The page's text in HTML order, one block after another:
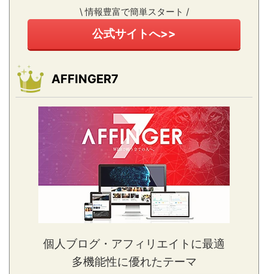
\ 情報豊富で簡単スタート /
公式サイトへ>>
AFFINGER7
個人ブログ・アフィリエイトに最適
多機能性に優れたテーマ